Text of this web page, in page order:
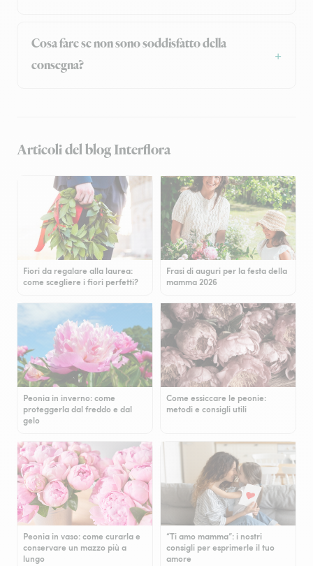
Cosa fare se non sono soddisfatto della
consegna?
Articoli del blog Interflora
Fiori da regalare alla laurea:
come scegliere i fiori perfetti?
Frasi di auguri per la festa della
mamma 2026
Peonia in inverno: come
proteggerla dal freddo e dal
gelo
Come essiccare le peonie:
metodi e consigli utili
Peonia in vaso: come curarla e
conservare un mazzo più a
lungo
“Ti amo mamma”: i nostri
consigli per esprimerle il tuo
amore